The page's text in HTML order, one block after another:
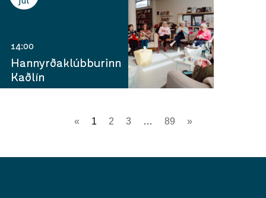
14:00
Hannyrðaklúbburinn
Kaðlín
« 1 2 3 … 89 »